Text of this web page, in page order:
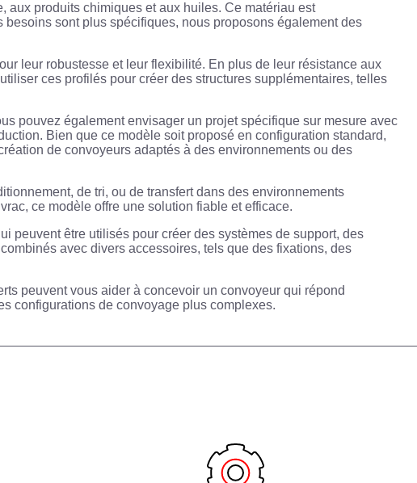
aux produits chimiques et aux huiles. Ce matériau est
sont plus spécifiques, nous proposons également des
leur robustesse et leur flexibilité. En plus de leur résistance aux
ces profilés pour créer des structures supplémentaires, telles
pouvez également envisager un projet spécifique sur mesure avec
Bien que ce modèle soit proposé en configuration standard,
de convoyeurs adaptés à des environnements ou des
de tri, ou de transfert dans des environnements
ce modèle offre une solution fiable et efficace.
peuvent être utilisés pour créer des systèmes de support, des
avec divers accessoires, tels que des fixations, des
peuvent vous aider à concevoir un convoyeur qui répond
configurations de convoyage plus complexes.